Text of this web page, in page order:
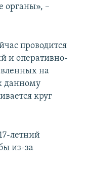
органы», –
проводится
и оперативно-
на
данному
круг
летний
из-за